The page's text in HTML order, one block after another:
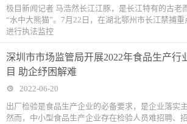
极目新闻记者 马浩然长江江豚，是长江特有的古老
“水中大熊猫”。7月22日，在湖北鄂州市长江禁捕
进行执法监控
深圳市市场监管局开展2022年食品生产行
目 助企纾困解难
2022-06-20
出厂检验是食品生产企业的必备要求，是企业落实
然而，中小型食品生产企业存在检验人员难招聘、